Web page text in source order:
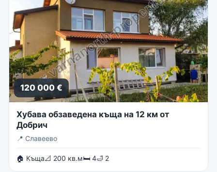
120 000 €
Хубава обзаведена къща на 12 км от
Добрич
📍 Славеево
🏠 Къща📐 200 кв.м🛏 4🛁 2